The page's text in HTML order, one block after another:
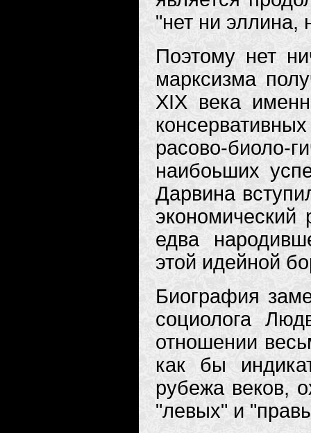
"нет ни эллина,
Поэтому нет
марксизма
XIX века
расово-биоло-
наибоьших
Дарвина
едва
этой идейной
Биография
социолога
отношении
как бы
рубежа веков,
"левых" и